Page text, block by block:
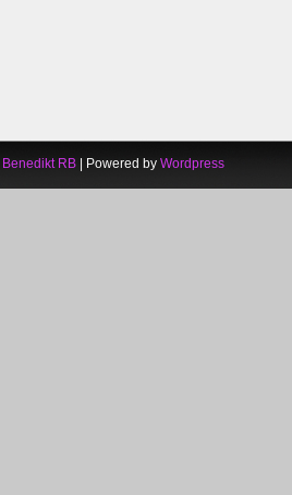
Benedikt RB | Powered by Wordpress